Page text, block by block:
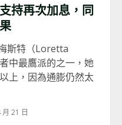
持再次加息，同
斯特（Loretta
中最鷹派的之一，她
上，因為通膨仍然太
21 日